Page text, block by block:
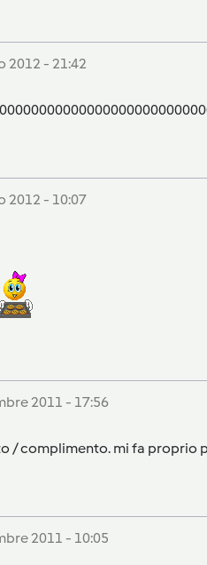
2012 - 21:42
2012 - 10:07
2011 - 17:56
/ complimento. mi fa proprio
2011 - 10:05